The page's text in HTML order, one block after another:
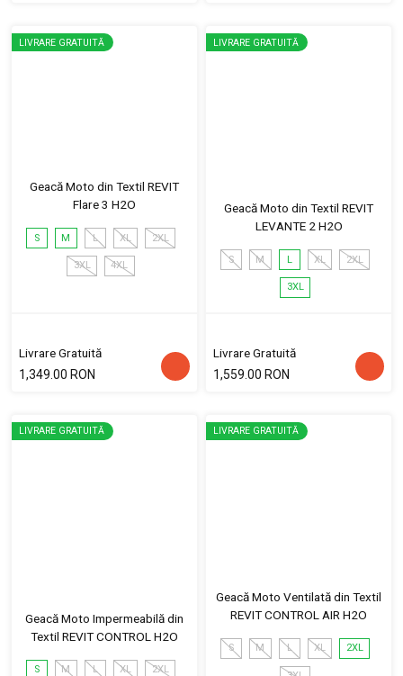
LIVRARE GRATUITĂ
Geacă Moto din Textil REVIT
Flare 3 H2O
S M L XL 2XL
3XL 4XL
Livrare Gratuită
1,349.00 RON
LIVRARE GRATUITĂ
Geacă Moto din Textil REVIT
LEVANTE 2 H2O
S M L XL 2XL
3XL
Livrare Gratuită
1,559.00 RON
LIVRARE GRATUITĂ
Geacă Moto Impermeabilă din
Textil REVIT CONTROL H2O
S M L XL 2XL
LIVRARE GRATUITĂ
Geacă Moto Ventilată din Textil
REVIT CONTROL AIR H2O
S M L XL 2XL